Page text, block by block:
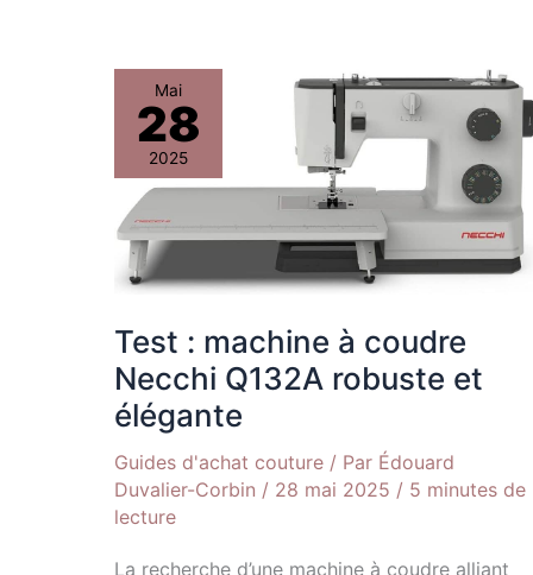
Mai
28
2025
Test : machine à coudre
Necchi Q132A robuste et
élégante
Guides d'achat couture / Par Édouard
Duvalier-Corbin / 28 mai 2025 / 5 minutes de
lecture
La recherche d’une machine à coudre alliant
machine
à
coudre
Necchi
Q132A
et
élégante